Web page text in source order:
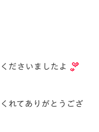
ださいましたよ
れてありがとうござ